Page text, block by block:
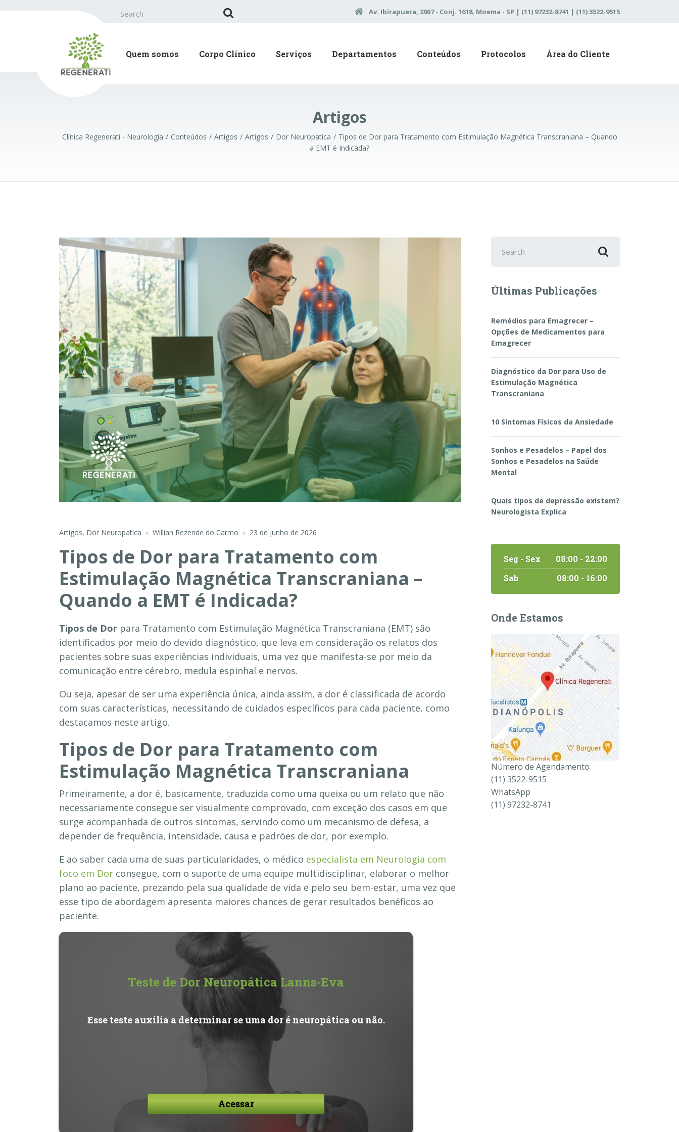
Av. Ibirapuera, 2907 - Conj. 1618, Moema - SP | (11) 97232-8741 | (11) 3522-9515
Quem somos Corpo Clínico Serviços Departamentos Conteúdos Protocolos Área do Cliente
Artigos
Clínica Regenerati - Neurologia Conteúdos Artigos Artigos Dor Neuropatica
Tipos de Dor para Tratamento com Estimulação Magnética Transcraniana – Quando
a EMT é Indicada?
Artigos, Dor Neuropatica Willian Rezende do Carmo 23 de junho de 2026
Tipos de Dor para Tratamento com
Estimulação Magnética Transcraniana –
Quando a EMT é Indicada?
Tipos de Dor para Tratamento com Estimulação Magnética Transcraniana (EMT) são
identificados por meio do devido diagnóstico, que leva em consideração os relatos dos
pacientes sobre suas experiências individuais, uma vez que manifesta-se por meio da
comunicação entre cérebro, medula espinhal e nervos.
Ou seja, apesar de ser uma experiência única, ainda assim, a dor é classificada de acordo
com suas características, necessitando de cuidados específicos para cada paciente, como
destacamos neste artigo.
Tipos de Dor para Tratamento com
Estimulação Magnética Transcraniana
Primeiramente, a dor é, basicamente, traduzida como uma queixa ou um relato que não
necessariamente consegue ser visualmente comprovado, com exceção dos casos em que
surge acompanhada de outros sintomas, servindo como um mecanismo de defesa, a
depender de frequência, intensidade, causa e padrões de dor, por exemplo.
E ao saber cada uma de suas particularidades, o médico especialista em Neurologia com
foco em Dor consegue, com o suporte de uma equipe multidisciplinar, elaborar o melhor
plano ao paciente, prezando pela sua qualidade de vida e pelo seu bem-estar, uma vez que
esse tipo de abordagem apresenta maiores chances de gerar resultados benéficos ao
paciente.
Teste de Dor Neuropática Lanns-Eva
Esse teste auxilia a determinar se uma dor é neuropática ou não.
Acessar
for:
Últimas Publicações
Remédios para Emagrecer –
Opções de Medicamentos para
Emagrecer
Diagnóstico da Dor para Uso de
Estimulação Magnética
Transcraniana
10 Sintomas Físicos da Ansiedade
Sonhos e Pesadelos – Papel dos
Sonhos e Pesadelos na Saúde
Mental
Quais tipos de depressão existem?
Neurologista Explica
Seg - Sex
08:00 - 22:00
Sab
08:00 - 16:00
Onde Estamos
Número de Agendamento
(11) 3522-9515
WhatsApp
(11) 97232-8741